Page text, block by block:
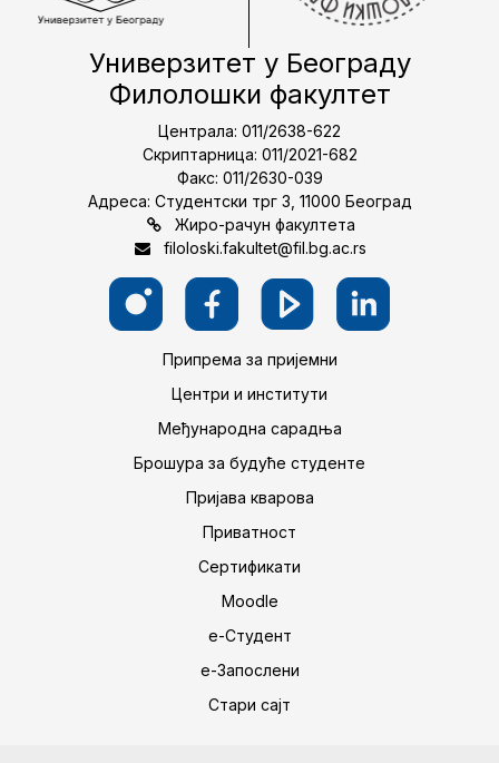
Универзитет у Београду
Филолошки факултет
Централа: 011/2638-622
Скриптарница: 011/2021-682
Факс: 011/2630-039
Адреса: Студентски трг 3, 11000 Београд
Жиро-рачун факултета
filoloski.fakultet@fil.bg.ac.rs
Припрема за пријемни
Центри и институти
Међународна сарадња
Брошура за будуће студенте
Пријава кварова
Приватност
Сертификати
Moodle
е-Студент
е-Запослени
Стари сајт